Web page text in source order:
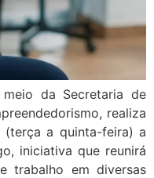
da Secretaria de
realiza
a quinta-feira) a
iniciativa que reunirá
trabalho em diversas